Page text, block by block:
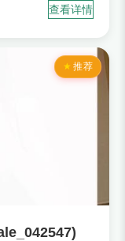
查看详情
推荐